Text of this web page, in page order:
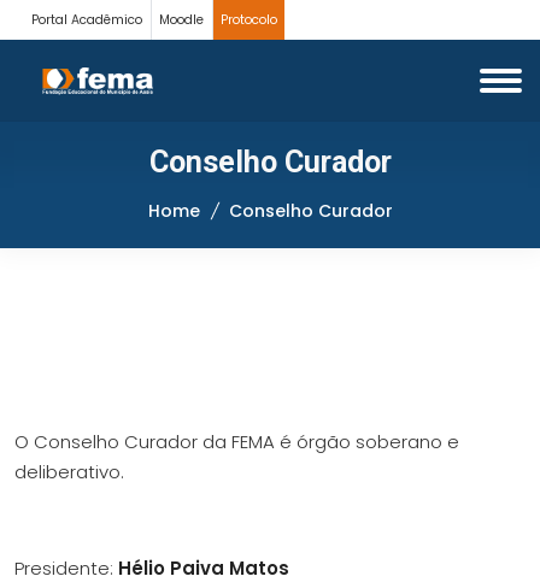
Portal Acadêmico Moodle Protocolo
Conselho Curador
Home Conselho Curador
O Conselho Curador da FEMA é órgão soberano e
deliberativo.
Presidente: Hélio Paiva Matos